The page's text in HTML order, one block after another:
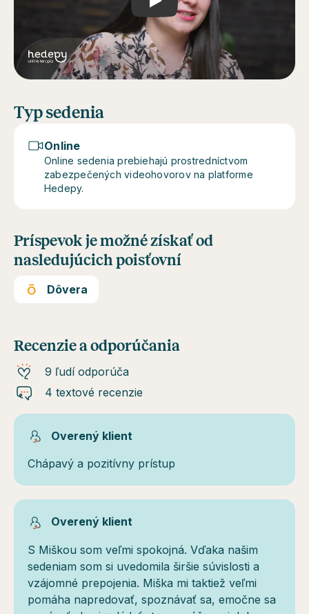
Play
Typ sedenia
Online
Online sedenia prebiehajú prostredníctvom
zabezpečených videohovorov na platforme
Hedepy.
Príspevok je možné získať od
nasledujúcich poisťovní
Dôvera
Recenzie a odporúčania
9 ľudí odporúča
4 textové recenzie
Overený klient
Chápavý a pozitívny prístup
Overený klient
S Miškou som veľmi spokojná. Vďaka našim
sedeniam som si uvedomila širšie súvislosti a
vzájomné prepojenia. Miška mi taktiež veľmi
pomáha napredovať, spoznávať sa, emočne sa